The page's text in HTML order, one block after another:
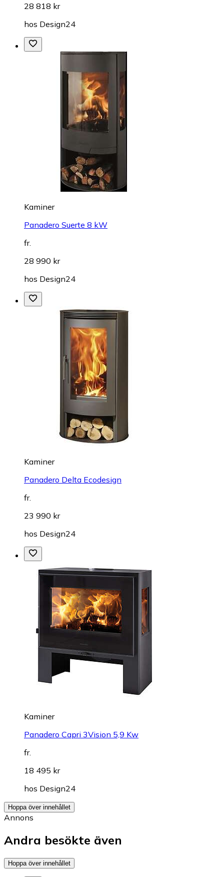
28 818 kr
hos Design24
Kaminer
Panadero Suerte 8 kW
fr.
28 990 kr
hos Design24
Kaminer
Panadero Delta Ecodesign
fr.
23 990 kr
hos Design24
Kaminer
Panadero Capri 3Vision 5,9 Kw
fr.
18 495 kr
hos Design24
Hoppa över innehållet
Annons
Andra besökte även
Hoppa över innehållet